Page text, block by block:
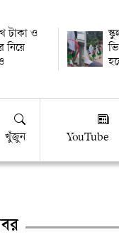
টাকা ও
নিয়ে
খুঁজুন YouTube